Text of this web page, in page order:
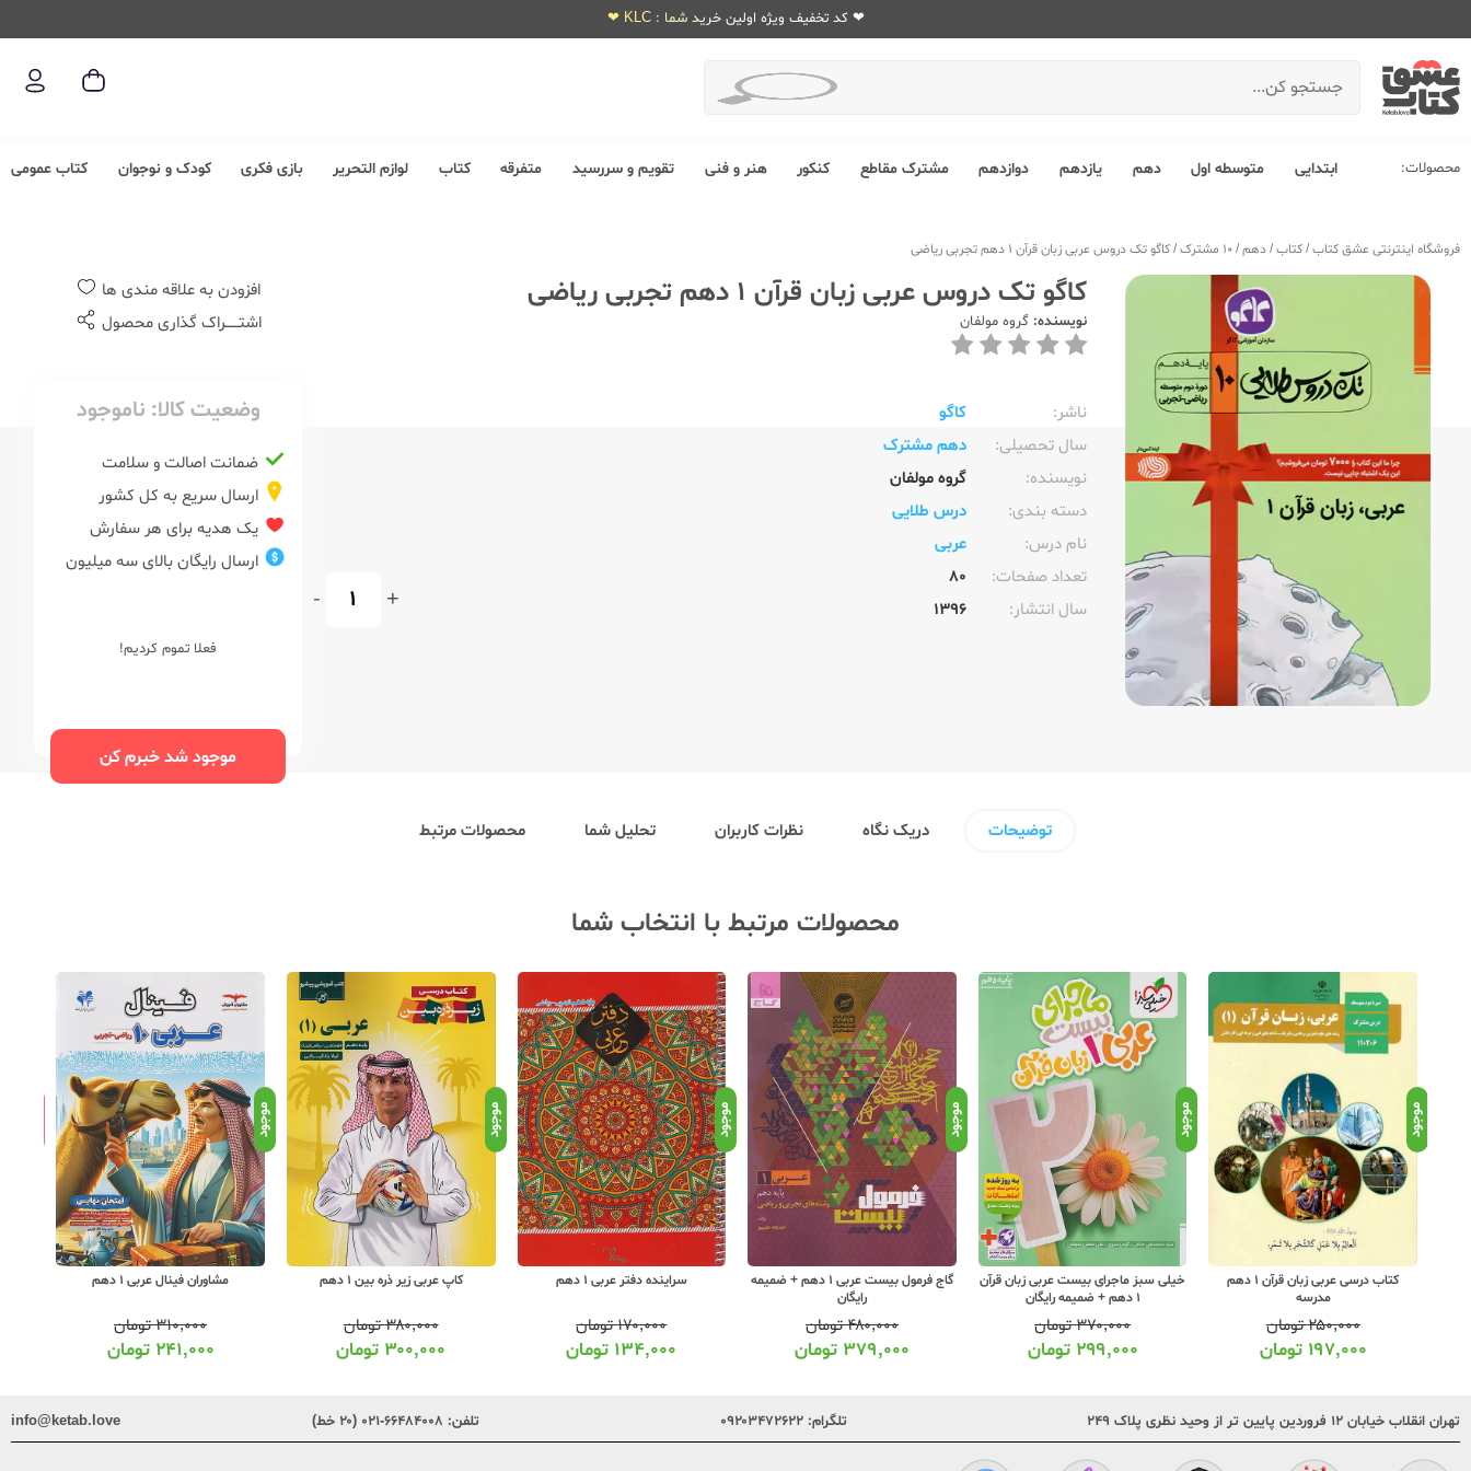
❤ کد تخفیف ویژه اولین خرید شما : KLC ❤
محصولات: ابتدایی متوسطه اول دهم یازدهم دوازدهم مشترک مقاطع کنکور هنر و فنی تقویم و سررسید متفرقه کتاب لوازم التحریر بازی فکری کودک و نوجوان کتاب عمومی
فروشگاه اینترنتی عشق کتاب/کتاب/دهم/10 مشترک /کاگو تک دروس عربی زبان قرآن 1 دهم تجربی ریاضی
کاگو تک دروس عربی زبان قرآن 1 دهم تجربی ریاضی
نویسنده: گروه مولفان
ناشر:‌
کاگو
سال تحصیلی:‌
دهم مشترک
نویسنده:‌
گروه مولفان
دسته بندی:
درس طلایی
نام درس:
عربی
تعداد صفحات:‌
80
سال انتشار:‌
1396
+
-
افزودن به علاقه مندی ها
اشتــــــراک گذاری محصول
وضعیت کالا: ناموجود
ضمانت اصالت و سلامت
ارسال سریع به کل کشور
یک هدیه برای هر سفارش
ارسال رایگان بالای سه میلیون
فعلا تموم کردیم!
موجود شد خبرم کن
توضیحات دریک نگاه نظرات کاربران تحلیل شما محصولات مرتبط
محصولات مرتبط با انتخاب شما
موجود
کتاب درسی عربی زبان قرآن 1 دهم
مدرسه
۲۵۰,۰۰۰تومان
۱۹۷,۰۰۰ تومان
موجود
خیلی سبز ماجرای بیست عربی زبان قرآن
1 دهم + ضمیمه رایگان
۳۷۰,۰۰۰تومان
۲۹۹,۰۰۰ تومان
موجود
گاج فرمول بیست عربی 1 دهم + ضمیمه
رایگان
۴۸۰,۰۰۰تومان
۳۷۹,۰۰۰ تومان
موجود
سراینده دفتر عربی 1 دهم
۱۷۰,۰۰۰تومان
۱۳۴,۰۰۰ تومان
موجود
کاپ عربی زیر ذره بین 1 دهم
۳۸۰,۰۰۰تومان
۳۰۰,۰۰۰ تومان
موجود
مشاوران فینال عربی 1 دهم
۳۱۰,۰۰۰تومان
۲۴۱,۰۰۰ تومان
تهران انقلاب خیابان ۱۲ فروردین پایین تر از وحید نظری پلاک ۲۴۹ تلگرام: ۰۹۲۰۳۴۷۲۶۲۲ تلفن: ۶۶۴۸۴۰۰۸-۰۲۱ (۲۰ خط) info@ketab.love